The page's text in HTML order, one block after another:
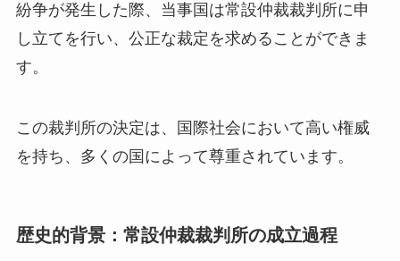
紛争が発生した際、当事国は常設仲裁裁判所に申
し立てを行い、公正な裁定を求めることができま
す。
この裁判所の決定は、国際社会において高い権威
を持ち、多くの国によって尊重されています。
歴史的背景：常設仲裁裁判所の成立過程